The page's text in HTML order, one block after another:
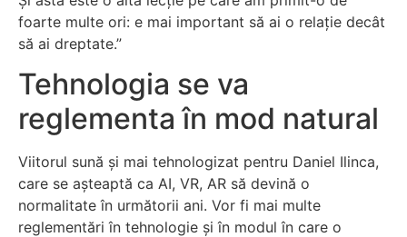
foarte multe ori: e mai important să ai o relație decât
să ai dreptate.”
Tehnologia se va
reglementa în mod natural
Viitorul sună și mai tehnologizat pentru Daniel Ilinca,
care se așteaptă ca AI, VR, AR să devină o
normalitate în următorii ani. Vor fi mai multe
reglementări în tehnologie și în modul în care o